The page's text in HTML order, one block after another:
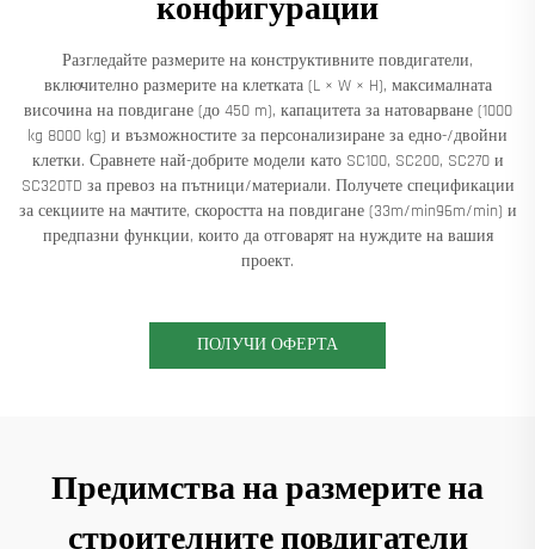
конфигурации
Разгледайте размерите на конструктивните повдигатели,
включително размерите на клетката (L × W × H), максималната
височина на повдигане (до 450 m), капацитета за натоварване (1000
kg 8000 kg) и възможностите за персонализиране за едно-/двойни
клетки. Сравнете най-добрите модели като SC100, SC200, SC270 и
SC320TD за превоз на пътници/материали. Получете спецификации
за секциите на мачтите, скоростта на повдигане (33m/min96m/min) и
предпазни функции, които да отговарят на нуждите на вашия
проект.
ПОЛУЧИ ОФЕРТА
Предимства на размерите на
строителните повдигатели